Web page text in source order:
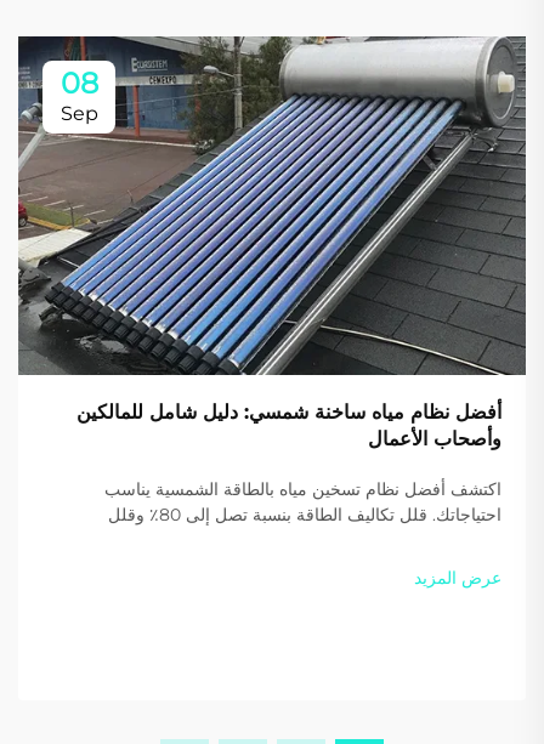
08
Sep
أفضل نظام مياه ساخنة شمسي: دليل شامل للمالكين
وأصحاب الأعمال
اكتشف أفضل نظام تسخين مياه بالطاقة الشمسية يناسب
احتياجاتك. قلل تكاليف الطاقة بنسبة تصل إلى 80٪ وقلل
عرض سعر مخصص اليوم.
عرض المزيد